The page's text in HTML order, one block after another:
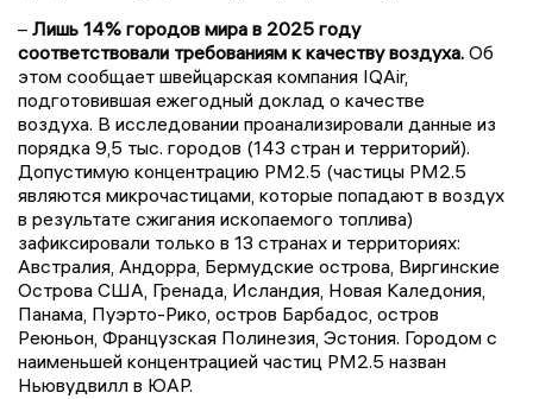
– Лишь 14% городов мира в 2025 году
соответствовали требованиям к качеству воздуха. Об
этом сообщает швейцарская компания IQAir,
подготовившая ежегодный доклад о качестве
воздуха. В исследовании проанализировали данные из
порядка 9,5 тыс. городов (143 стран и территорий).
Допустимую концентрацию PM2.5 (частицы PM2.5
являются микрочастицами, которые попадают в воздух
в результате сжигания ископаемого топлива)
зафиксировали только в 13 странах и территориях:
Австралия, Андорра, Бермудские острова, Виргинские
Острова США, Гренада, Исландия, Новая Каледония,
Панама, Пуэрто-Рико, остров Барбадос, остров
Реюньон, Французская Полинезия, Эстония. Городом с
наименьшей концентрацией частиц PM2.5 назван
Ньювудвилл в ЮАР.